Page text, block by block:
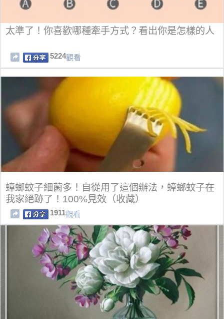
太準了！你喜歡哪種牽手方式？看出你是怎樣的人
5224觀看
蟑螂蚊子細菌多！自從用了這個辦法，蟑螂蚊子在
我家絕跡了！100%見效（收藏）
1911觀看